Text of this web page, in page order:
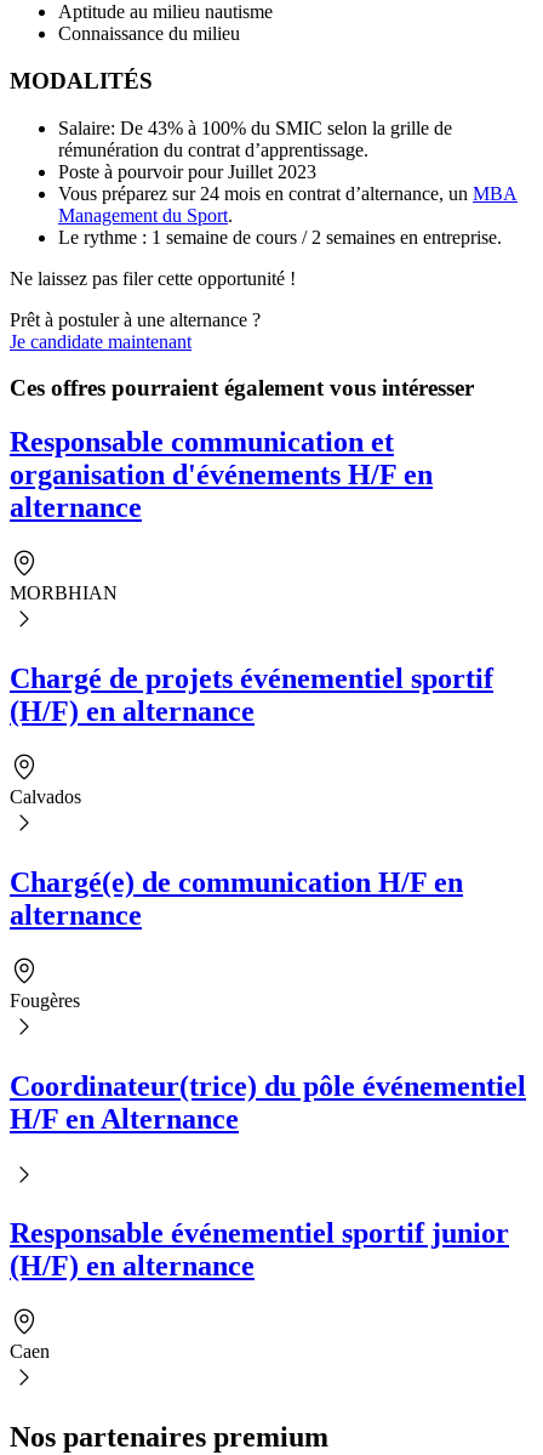
Aptitude au milieu nautisme
Connaissance du milieu
MODALITÉS
Salaire: De 43% à 100% du SMIC selon la grille de
rémunération du contrat d’apprentissage.
Poste à pourvoir pour Juillet 2023
Vous préparez sur 24 mois en contrat d’alternance, un MBA
Management du Sport.
Le rythme : 1 semaine de cours / 2 semaines en entreprise.
Ne laissez pas filer cette opportunité !
Prêt à postuler à une alternance ?
Je candidate maintenant
Ces offres pourraient également vous intéresser
Responsable communication et
organisation d'événements H/F en
alternance
MORBHIAN
Chargé de projets événementiel sportif
(H/F) en alternance
Calvados
Chargé(e) de communication H/F en
alternance
Fougères
Coordinateur(trice) du pôle événementiel
H/F en Alternance
Responsable événementiel sportif junior
(H/F) en alternance
Caen
Nos partenaires premium